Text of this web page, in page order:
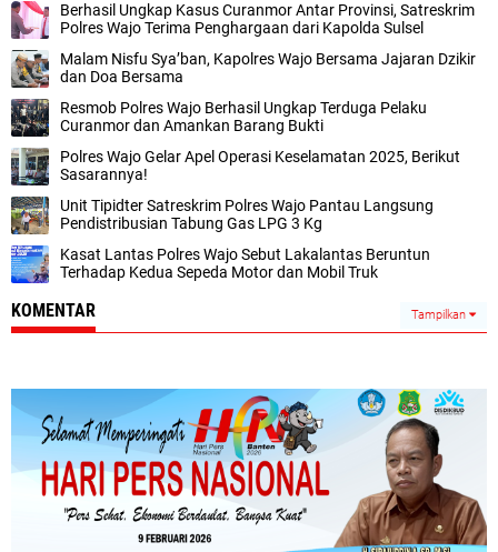
Berhasil Ungkap Kasus Curanmor Antar Provinsi, Satreskrim
Polres Wajo Terima Penghargaan dari Kapolda Sulsel
Malam Nisfu Sya’ban, Kapolres Wajo Bersama Jajaran Dzikir
dan Doa Bersama
Resmob Polres Wajo Berhasil Ungkap Terduga Pelaku
Curanmor dan Amankan Barang Bukti
Polres Wajo Gelar Apel Operasi Keselamatan 2025, Berikut
Sasarannya!
Unit Tipidter Satreskrim Polres Wajo Pantau Langsung
Pendistribusian Tabung Gas LPG 3 Kg
Kasat Lantas Polres Wajo Sebut Lakalantas Beruntun
Terhadap Kedua Sepeda Motor dan Mobil Truk
KOMENTAR Tampilkan